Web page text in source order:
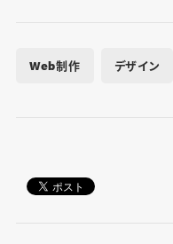
Web制作 デザイン